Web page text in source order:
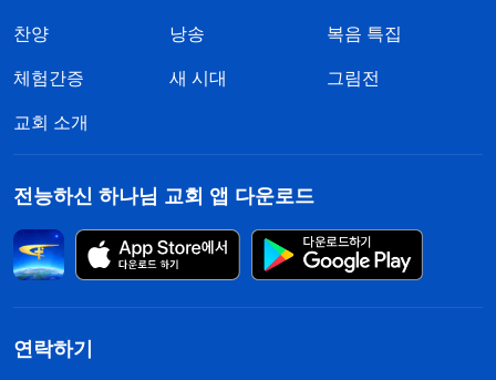
찬양 낭송 복음 특집
체험간증 새 시대 그림전
교회 소개
전능하신 하나님 교회 앱 다운로드
연락하기